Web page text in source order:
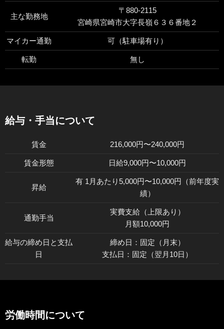
主な勤務地
〒880-2115
宮崎県宮崎市大字長嶺６３６番地２
マイカー通勤 可（駐車場有り）
転勤 無し
給与・手当について
賃金 216,000円〜240,000円
賃金形態 日給9,000円〜10,000円
昇給
有 1月あたり5,000円〜10,000円（前年度実
績）
通勤手当
実費支給（上限あり）
月額10,000円
給与の締め日と支払
日
締め日：固定（月末）
支払日：固定（翌月10日）
労働時間について